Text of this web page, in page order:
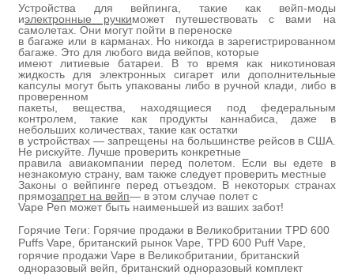
Устройства для вейпинга, такие как вейп-моды
иэлектронные ручкиможет путешествовать с вами на
самолетах. Они могут пойти в переноске
в багаже ​​или в карманах. Но никогда в зарегистрированном
багаже. Это для любого вида вейпов, которые
имеют литиевые батареи. В то время как никотиновая
жидкость для электронных сигарет или дополнительные
капсулы могут быть упакованы либо в ручной клади, либо в
проверенном
пакеты, вещества, находящиеся под федеральным
контролем, такие как продукты каннабиса, даже в
небольших количествах, такие как остатки
в устройствах — запрещены на большинстве рейсов в США.
Не рискуйте. Лучше проверить конкретные
правила авиакомпании перед полетом. Если вы едете в
незнакомую страну, вам также следует проверить местные
Законы о вейпинге перед отъездом. В некоторых странах
прямозапрет на вейп— в этом случае полет с
Vape Pen может быть наименьшей из ваших забот!
Горячие Теги: Горячие продажи в Великобритании TPD 600
Puffs Vape, британский рынок Vape, TPD 600 Puff Vape,
горячие продажи Vape в Великобритании, британский
одноразовый вейп, британский одноразовый комплект